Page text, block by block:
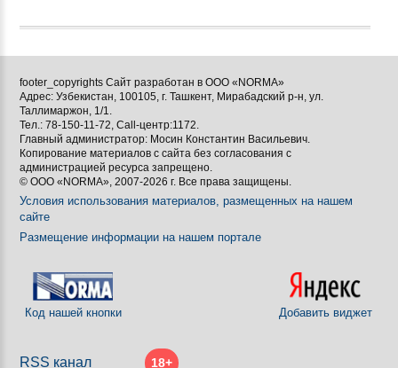


[BBCODE]
footer_copyrights Сайт разработан в ООО «NORMA»
Адрес: Узбекистан, 100105, г. Ташкент, Мирабадский р-н, ул.
Таллимаржон, 1/1.
Тел.: 78-150-11-72, Call-центр:1172.
Главный администратор: Мосин Константин Васильевич.
Копирование материалов с сайта без согласования с
администрацией ресурса запрещено.
© ООО «NORMA», 2007-2026 г. Все права защищены.
Условия использования материалов, размещенных на нашем
сайте
Размещение информации на нашем портале
Код нашей кнопки Добавить виджет
RSS канал 18+